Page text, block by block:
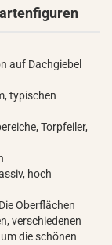
auf Dachgiebel
typischen
Torpfeiler,
hoch
Oberflächen
verschiedenen
die schönen